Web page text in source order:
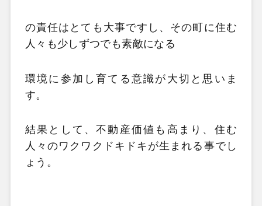
の責任はとても大事ですし、その町に住む
人々も少しずつでも素敵になる
環境に参加し育てる意識が大切と思いま
す。
結果として、不動産価値も高まり、住む
人々のワクワクドキドキが生まれる事でし
ょう。